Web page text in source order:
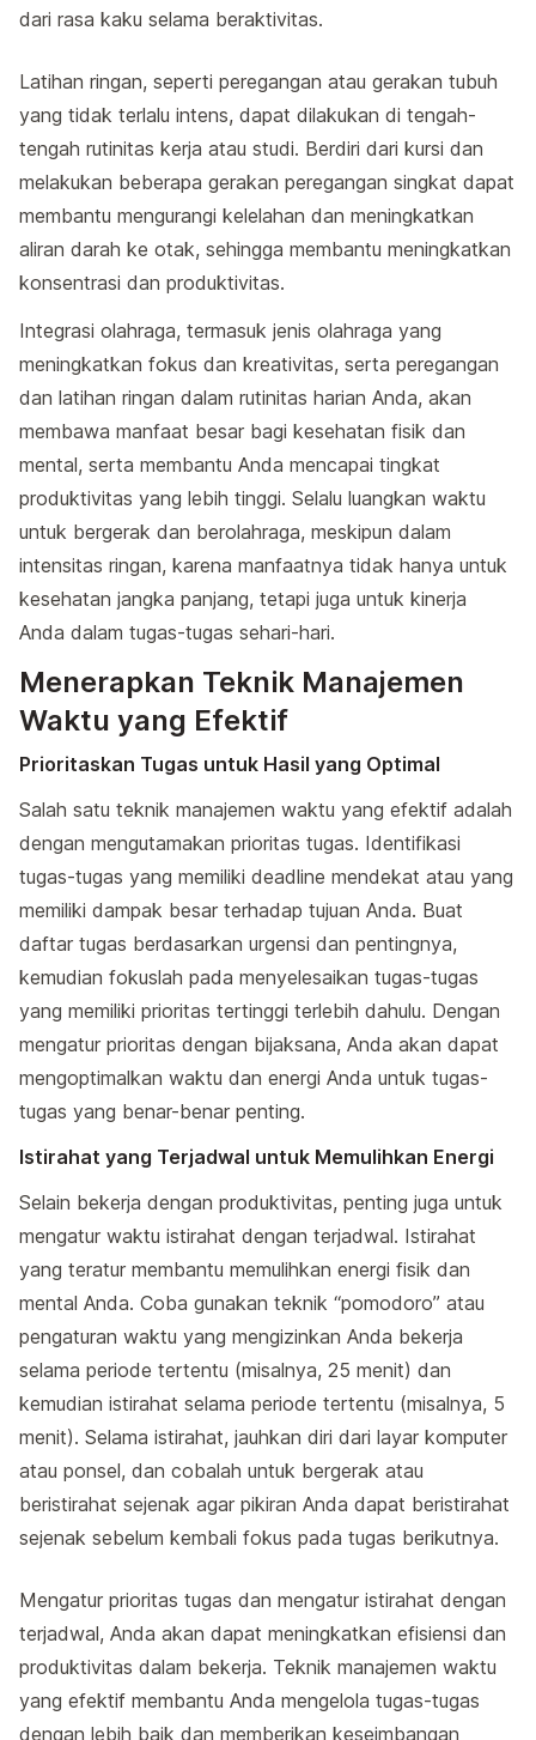
dari rasa kaku selama beraktivitas.
Latihan ringan, seperti peregangan atau gerakan tubuh
yang tidak terlalu intens, dapat dilakukan di tengah-
tengah rutinitas kerja atau studi. Berdiri dari kursi dan
melakukan beberapa gerakan peregangan singkat dapat
membantu mengurangi kelelahan dan meningkatkan
aliran darah ke otak, sehingga membantu meningkatkan
konsentrasi dan produktivitas.
Integrasi olahraga, termasuk jenis olahraga yang
meningkatkan fokus dan kreativitas, serta peregangan
dan latihan ringan dalam rutinitas harian Anda, akan
membawa manfaat besar bagi kesehatan fisik dan
mental, serta membantu Anda mencapai tingkat
produktivitas yang lebih tinggi. Selalu luangkan waktu
untuk bergerak dan berolahraga, meskipun dalam
intensitas ringan, karena manfaatnya tidak hanya untuk
kesehatan jangka panjang, tetapi juga untuk kinerja
Anda dalam tugas-tugas sehari-hari.
Menerapkan Teknik Manajemen
Waktu yang Efektif
Prioritaskan Tugas untuk Hasil yang Optimal
Salah satu teknik manajemen waktu yang efektif adalah
dengan mengutamakan prioritas tugas. Identifikasi
tugas-tugas yang memiliki deadline mendekat atau yang
memiliki dampak besar terhadap tujuan Anda. Buat
daftar tugas berdasarkan urgensi dan pentingnya,
kemudian fokuslah pada menyelesaikan tugas-tugas
yang memiliki prioritas tertinggi terlebih dahulu. Dengan
mengatur prioritas dengan bijaksana, Anda akan dapat
mengoptimalkan waktu dan energi Anda untuk tugas-
tugas yang benar-benar penting.
Istirahat yang Terjadwal untuk Memulihkan Energi
Selain bekerja dengan produktivitas, penting juga untuk
mengatur waktu istirahat dengan terjadwal. Istirahat
yang teratur membantu memulihkan energi fisik dan
mental Anda. Coba gunakan teknik “pomodoro” atau
pengaturan waktu yang mengizinkan Anda bekerja
selama periode tertentu (misalnya, 25 menit) dan
kemudian istirahat selama periode tertentu (misalnya, 5
menit). Selama istirahat, jauhkan diri dari layar komputer
atau ponsel, dan cobalah untuk bergerak atau
beristirahat sejenak agar pikiran Anda dapat beristirahat
sejenak sebelum kembali fokus pada tugas berikutnya.
Mengatur prioritas tugas dan mengatur istirahat dengan
terjadwal, Anda akan dapat meningkatkan efisiensi dan
produktivitas dalam bekerja. Teknik manajemen waktu
yang efektif membantu Anda mengelola tugas-tugas
dengan lebih baik dan memberikan keseimbangan